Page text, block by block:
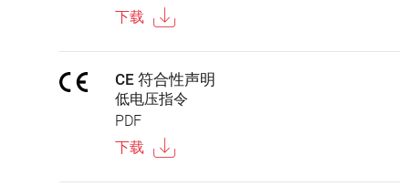
下载
CE 符合性声明
低电压指令
PDF
下载